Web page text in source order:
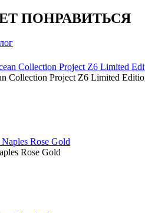
ПОНРАВИТЬСЯ
Collection Project Z6 Limited
Rose Gold